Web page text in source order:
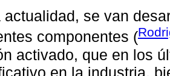
actualidad, se van
componentes (
activado, que en los
en la industria,